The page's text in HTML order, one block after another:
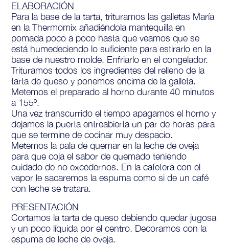
ELABORACIÓN
Para la base de la tarta, trituramos las galletas María
en la Thermomix añadiéndola mantequilla en
pomada poco a poco hasta que veamos que se
está humedeciendo lo suficiente para estirarlo en la
base de nuestro molde. Enfriarlo en el congelador.
Trituramos todos los ingredientes del relleno de la
tarta de queso y ponemos encima de la galleta.
Metemos el preparado al horno durante 40 minutos
a 155º.
Una vez transcurrido el tiempo apagamos el horno y
dejamos la puerta entreabierta un par de horas para
que se termine de cocinar muy despacio.
Metemos la pala de quemar en la leche de oveja
para que coja el sabor de quemado teniendo
cuidado de no excedernos. En la cafetera con el
vapor le sacaremos la espuma como si de un café
con leche se tratara.
PRESENTACIÓN
Cortamos la tarta de queso debiendo quedar jugosa
y un poco líquida por el centro. Decoramos con la
espuma de leche de oveja.